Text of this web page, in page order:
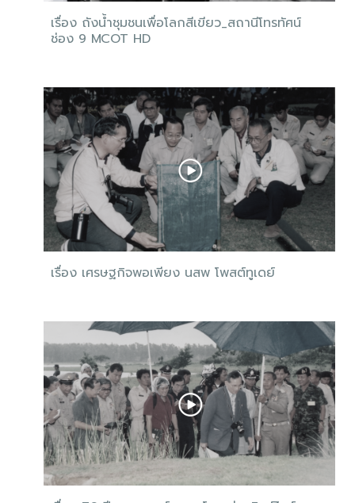
เรื่อง ถังน้ำชุมชนเพื่อโลกสีเขียว_สถานีโทรทัศน์
ช่อง 9 MCOT HD
เรื่อง เศรษฐกิจพอเพียง นสพ โพสต์ทูเดย์